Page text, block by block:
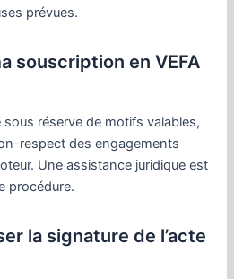
prévues.
souscription en VEFA
sous réserve de motifs valables,
respect des engagements
Une assistance juridique est
procédure.
la signature de l’acte